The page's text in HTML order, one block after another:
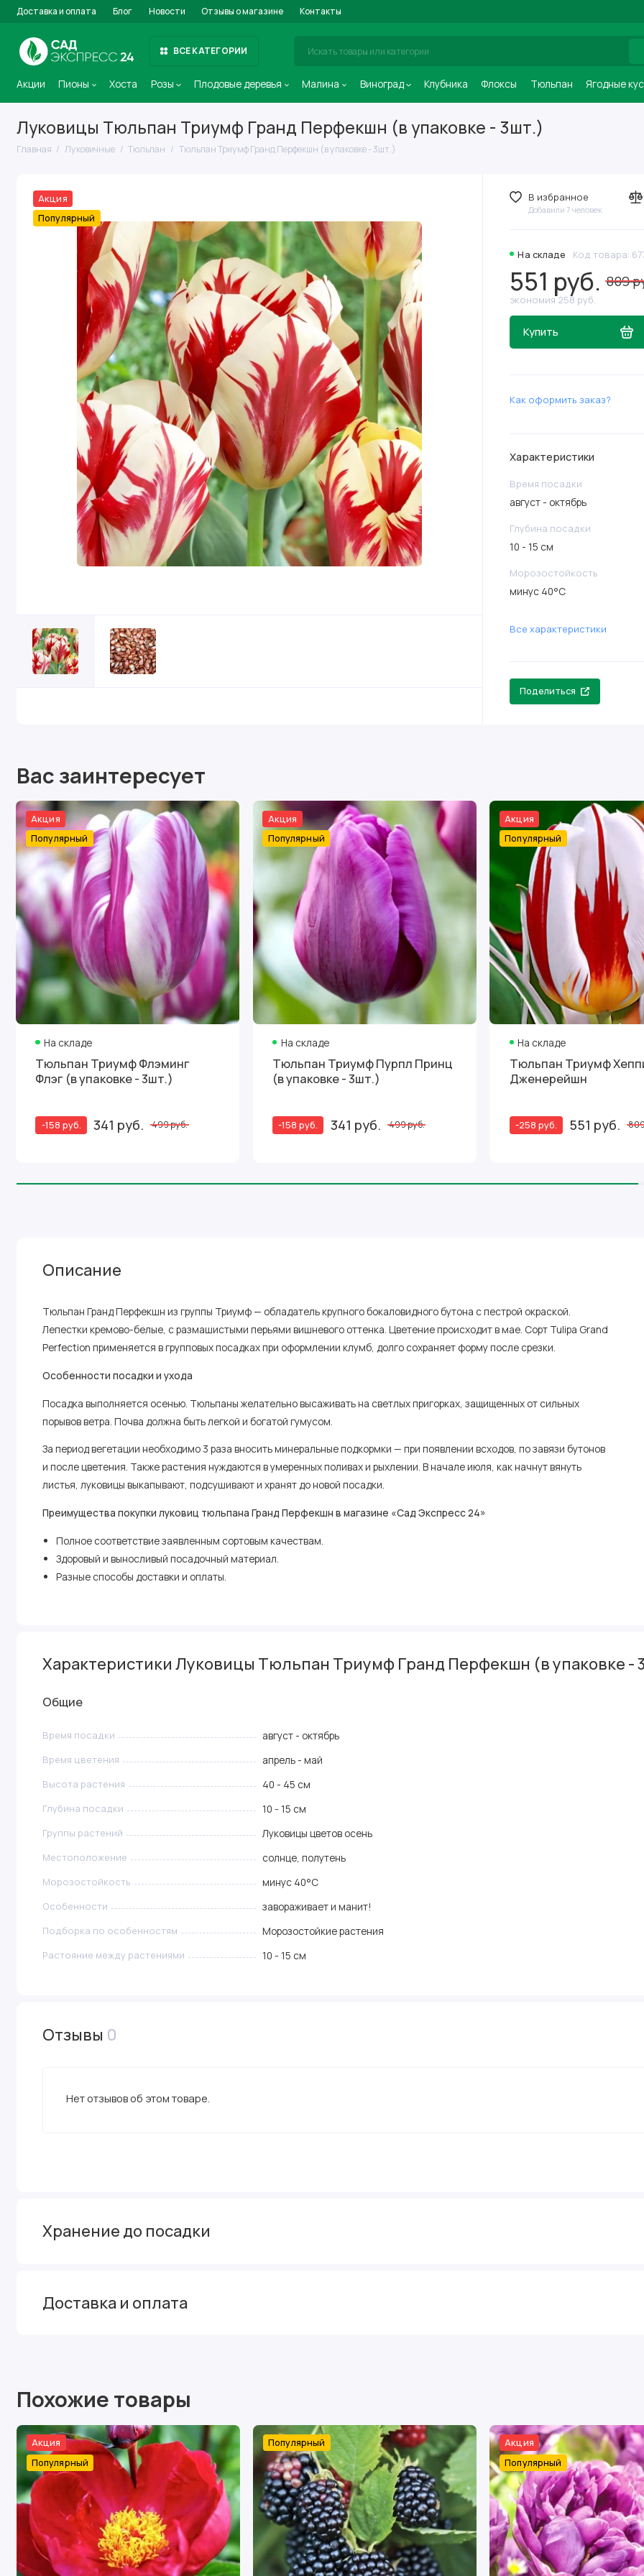
Доставка и оплата Блог Новости Отзывы о магазине Контакты
ВСЕ КАТЕГОРИИ
Акции Пионы Хоста Розы Плодовые деревья Малина Виноград Клубника Флоксы Тюльпан Ягодные
Луковицы Тюльпан Триумф Гранд Перфекшн (в упаковке - 3шт.)
Главная Луковичные Тюльпан Тюльпан Триумф Гранд Перфекшн (в упаковке - 3шт.)
Акция
Популярный
На складе Код товара:
551 руб. 809
экономия 258 руб.
Купить
В избранное
Добавили 7 человек
Как оформить заказ?
Характеристики
Время посадки
август - октябрь
Глубина посадки
10 - 15 см
Морозостойкость
минус 40°C
Все характеристики
Поделиться
Вас заинтересует
Акция
Популярный
На складе
Тюльпан Триумф Флэминг
Флэг (в упаковке - 3шт.)
-158 руб. 341 руб. 499 руб.
Акция
Популярный
На складе
Тюльпан Триумф Пурпл Принц
(в упаковке - 3шт.)
-158 руб. 341 руб. 499 руб.
Акция
Популярный
На складе
Тюльпан Триумф
Дженерейшн
-258 руб. 551 руб.
Описание
Тюльпан Гранд Перфекшн из группы Триумф — обладатель крупного бокаловидного бутона с пестрой окраской.
Лепестки кремово-белые, с размашистыми перьями вишневого оттенка. Цветение происходит в мае. Сорт Tulipa Grand
Perfection применяется в групповых посадках при оформлении клумб, долго сохраняет форму после срезки.
Особенности посадки и ухода
Посадка выполняется осенью. Тюльпаны желательно высаживать на светлых пригорках, защищенных от сильных
порывов ветра. Почва должна быть легкой и богатой гумусом.
За период вегетации необходимо 3 раза вносить минеральные подкормки — при появлении всходов, по завязи бутонов
и после цветения. Также растения нуждаются в умеренных поливах и рыхлении. В начале июля, как начнут вянуть
листья, луковицы выкапывают, подсушивают и хранят до новой посадки.
Преимущества покупки луковиц тюльпана Гранд Перфекшн в магазине «Сад Экспресс 24»
Полное соответствие заявленным сортовым качествам.
Здоровый и выносливый посадочный материал.
Разные способы доставки и оплаты.
Характеристики Луковицы Тюльпан Триумф Гранд Перфекшн (в упаковке -
Общие
Время посадки август - октябрь
Время цветения апрель - май
Высота растения 40 - 45 см
Глубина посадки 10 - 15 см
Группы растений Луковицы цветов осень
Местоположение солнце, полутень
Морозостойкость минус 40°C
Особенности завораживает и манит!
Подборка по особенностям Морозостойкие растения
Растояние между растениями 10 - 15 см
Отзывы 0
Нет отзывов об этом товаре.
Хранение до посадки
Доставка и оплата
Похожие товары
Акция
Популярный
Популярный
Акция
Популярный